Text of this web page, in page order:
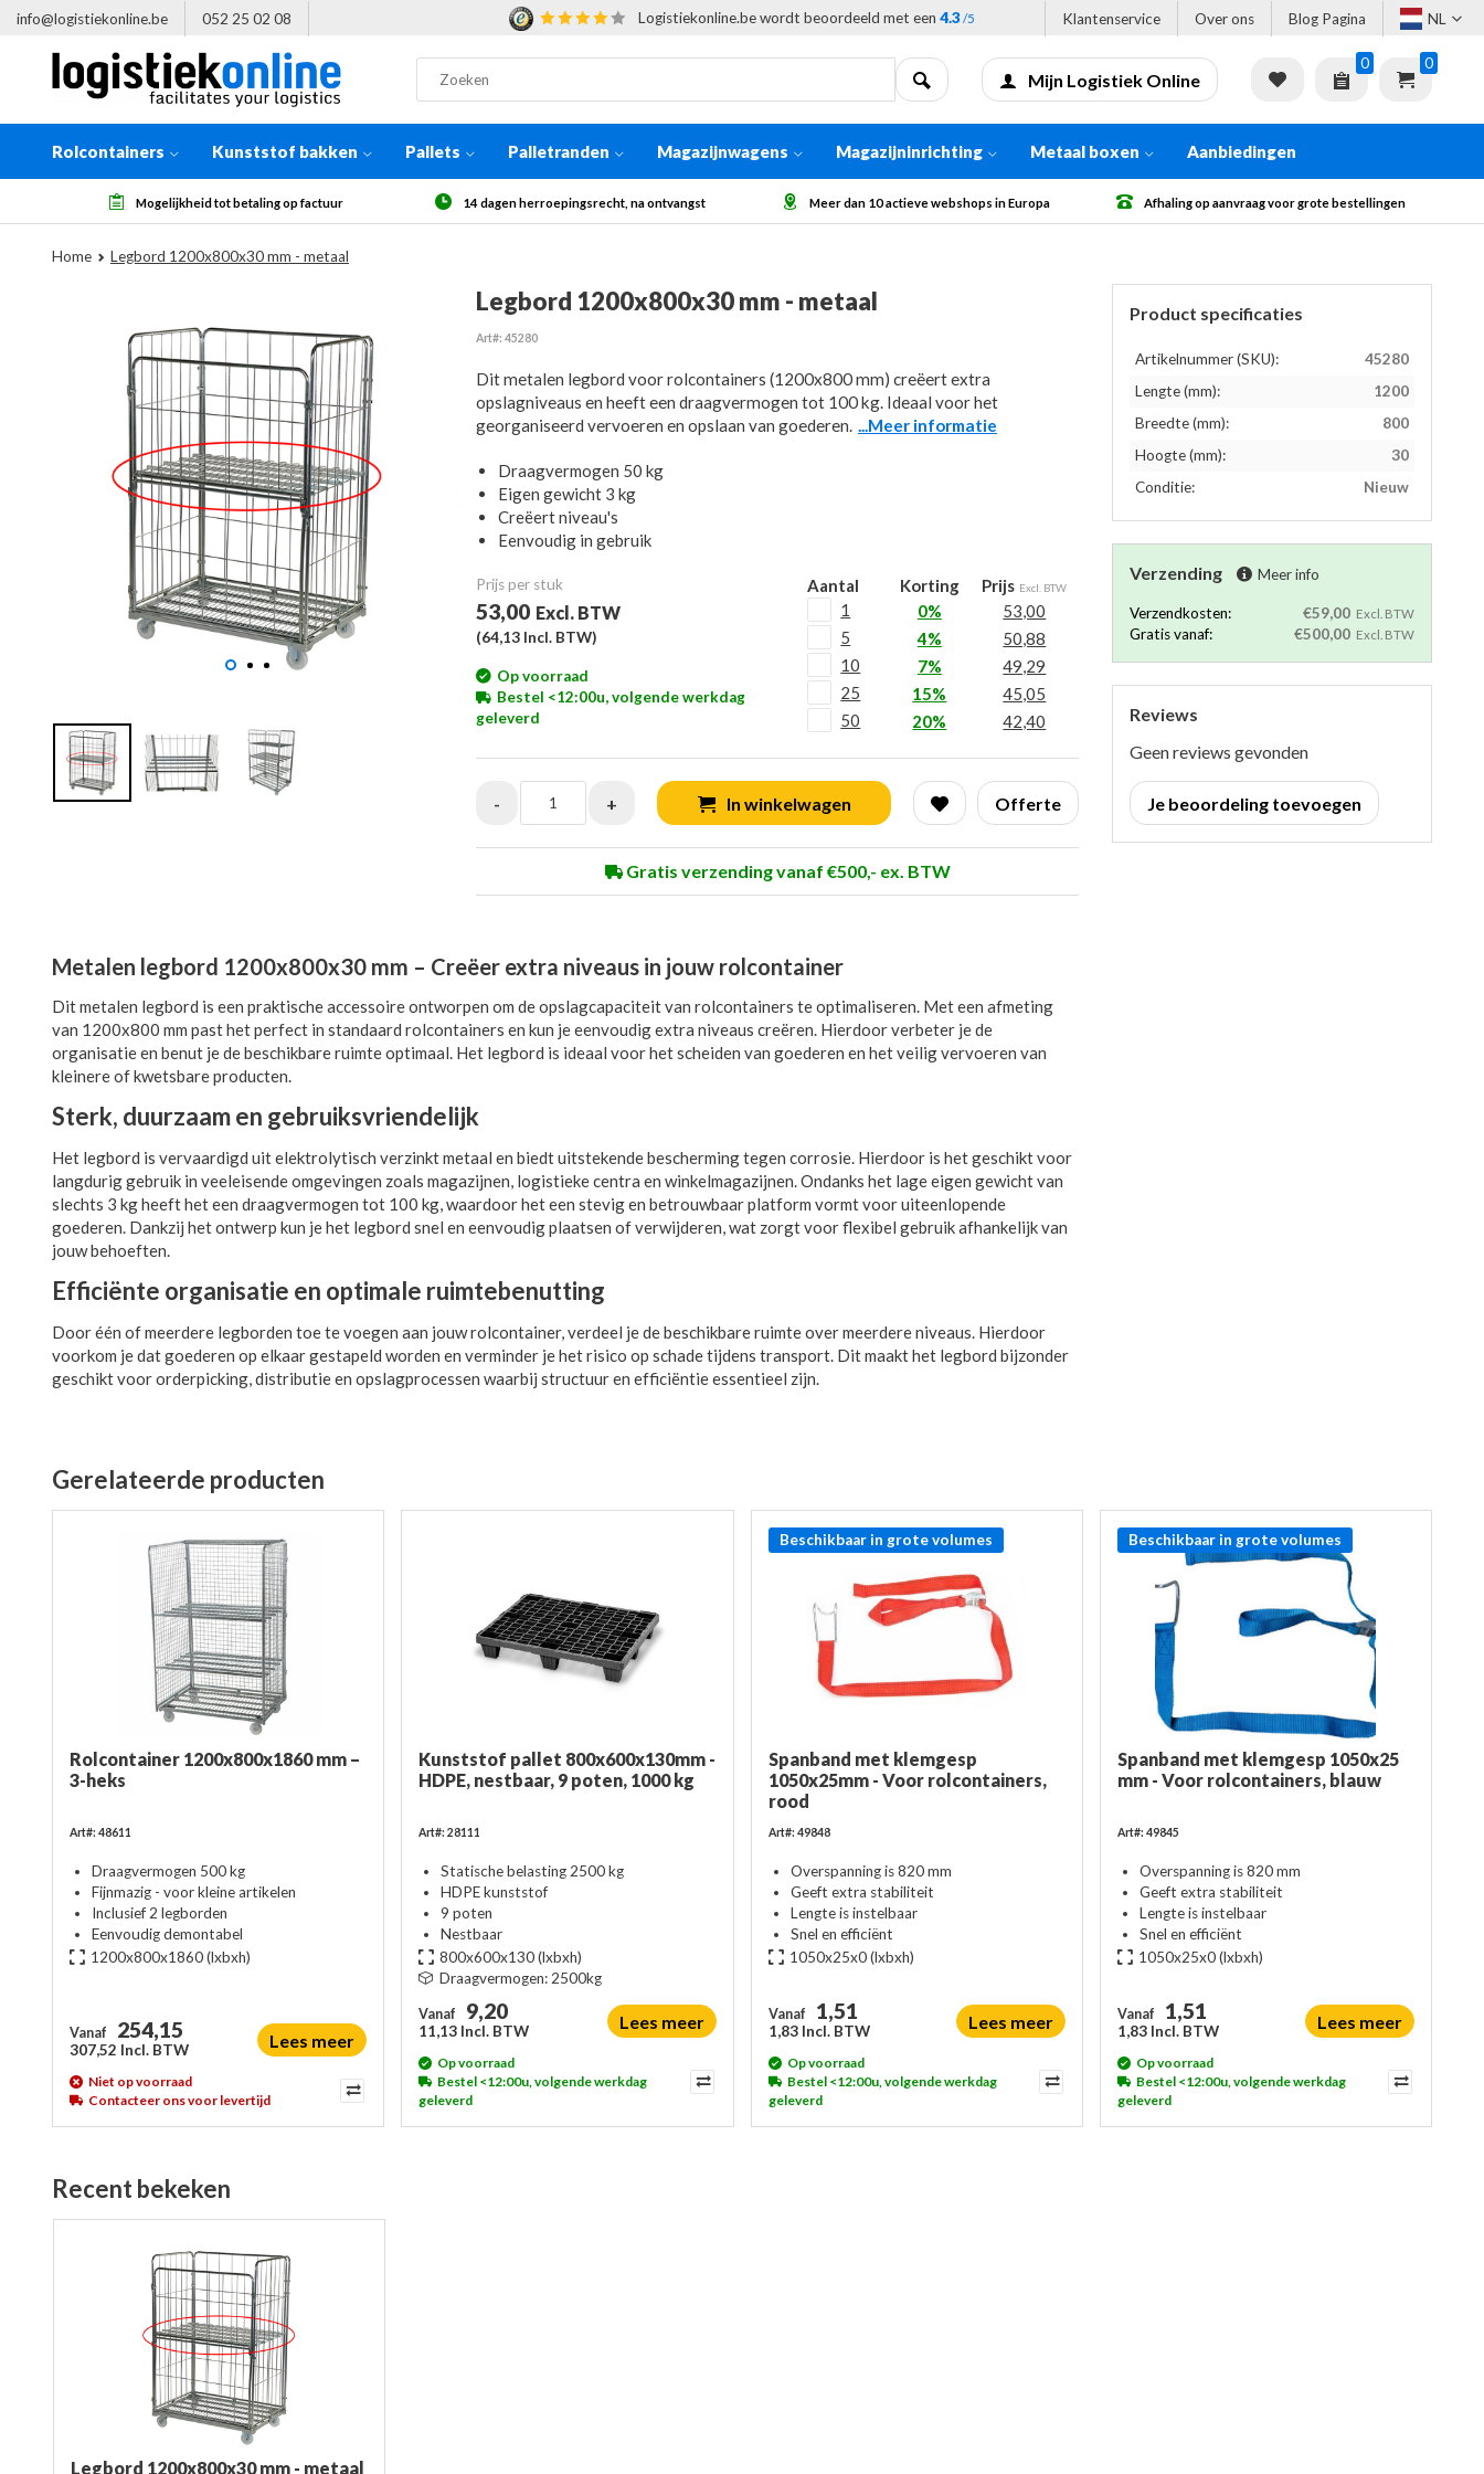
info@logistiekonline.be 052 25 02 08 Logistiekonline.be wordt beoordeeld met een 4.3/5 Klantenservice Over ons Blog Pagina NL
Mijn Logistiek Online
0 0
Rolcontainers Kunststof bakken Pallets Palletranden Magazijnwagens Magazijninrichting Metaal boxen Aanbiedingen
14 dagen herroepingsrecht, na ontvangst Meer dan 10 actieve webshops in Europa Afhaling op aanvraag voor grote bestellingen Gratis verzending vanaf € 500 excl. BTW
Home Legbord 1200x800x30 mm - metaal
Legbord 1200x800x30 mm - metaal
Art#: 45280
Dit metalen legbord voor rolcontainers (1200x800 mm) creëert extra
opslagniveaus en heeft een draagvermogen tot 100 kg. Ideaal voor het
georganiseerd vervoeren en opslaan van goederen. ...Meer informatie
Draagvermogen 50 kg
Eigen gewicht 3 kg
Creëert niveau's
Eenvoudig in gebruik
Prijs per stuk
53,00 Excl. BTW
(64,13 Incl. BTW)
Op voorraad
Bestel <12:00u, volgende werkdag
geleverd
Aantal Korting Prijs Excl. BTW
1 0%
53,00
5
4%
50,88
10
7%
49,29
25
15%
45,05
50
20% 42,40
- + In winkelwagen Offerte
Gratis verzending vanaf €500,- ex. BTW
Metalen legbord 1200x800x30 mm – Creëer extra niveaus in jouw rolcontainer
Dit metalen legbord is een praktische accessoire ontworpen om de opslagcapaciteit van rolcontainers te optimaliseren. Met een afmeting
van 1200x800 mm past het perfect in standaard rolcontainers en kun je eenvoudig extra niveaus creëren. Hierdoor verbeter je de
organisatie en benut je de beschikbare ruimte optimaal. Het legbord is ideaal voor het scheiden van goederen en het veilig vervoeren van
kleinere of kwetsbare producten.
Sterk, duurzaam en gebruiksvriendelijk
Het legbord is vervaardigd uit elektrolytisch verzinkt metaal en biedt uitstekende bescherming tegen corrosie. Hierdoor is het geschikt voor
langdurig gebruik in veeleisende omgevingen zoals magazijnen, logistieke centra en winkelmagazijnen. Ondanks het lage eigen gewicht van
slechts 3 kg heeft het een draagvermogen tot 100 kg, waardoor het een stevig en betrouwbaar platform vormt voor uiteenlopende
goederen. Dankzij het ontwerp kun je het legbord snel en eenvoudig plaatsen of verwijderen, wat zorgt voor flexibel gebruik afhankelijk van
jouw behoeften.
Efficiënte organisatie en optimale ruimtebenutting
Door één of meerdere legborden toe te voegen aan jouw rolcontainer, verdeel je de beschikbare ruimte over meerdere niveaus. Hierdoor
voorkom je dat goederen op elkaar gestapeld worden en verminder je het risico op schade tijdens transport. Dit maakt het legbord bijzonder
geschikt voor orderpicking, distributie en opslagprocessen waarbij structuur en efficiëntie essentieel zijn.
Product specificaties
Artikelnummer (SKU):
45280
Lengte (mm):
1200
Breedte (mm):
800
Hoogte (mm):
30
Conditie:
Nieuw
Verzending Meer info
Verzendkosten: €59,00 Excl. BTW
Gratis vanaf: €500,00 Excl. BTW
Reviews
Geen reviews gevonden
Je beoordeling toevoegen
Gerelateerde producten
Rolcontainer 1200x800x1860 mm –
3-heks
Art#: 48611
Draagvermogen 500 kg
Fijnmazig - voor kleine artikelen
Inclusief 2 legborden
Eenvoudig demontabel
1200x800x1860(lxbxh)
Vanaf 254,15
307,52 Incl. BTW Lees meer
Niet op voorraad
Contacteer ons voor levertijd
Kunststof pallet 800x600x130mm -
HDPE, nestbaar, 9 poten, 1000 kg
Art#: 28111
Statische belasting 2500 kg
HDPE kunststof
9 poten
Nestbaar
800x600x130(lxbxh)
Draagvermogen: 2500kg
Vanaf 9,20
11,13 Incl. BTW Lees meer
Op voorraad
Bestel <12:00u, volgende werkdag
geleverd
Beschikbaar in grote volumes
Spanband met klemgesp
1050x25mm - Voor rolcontainers,
rood
Art#: 49848
Overspanning is 820 mm
Geeft extra stabiliteit
Lengte is instelbaar
Snel en efficiënt
1050x25x0(lxbxh)
Vanaf 1,51
1,83 Incl. BTW Lees meer
Op voorraad
Bestel <12:00u, volgende werkdag
geleverd
Beschikbaar in grote volumes
Spanband met klemgesp 1050x25
mm - Voor rolcontainers, blauw
Art#: 49845
Overspanning is 820 mm
Geeft extra stabiliteit
Lengte is instelbaar
Snel en efficiënt
1050x25x0(lxbxh)
Vanaf 1,51
1,83 Incl. BTW Lees meer
Op voorraad
Bestel <12:00u, volgende werkdag
geleverd
Recent bekeken
Legbord 1200x800x30 mm - metaal